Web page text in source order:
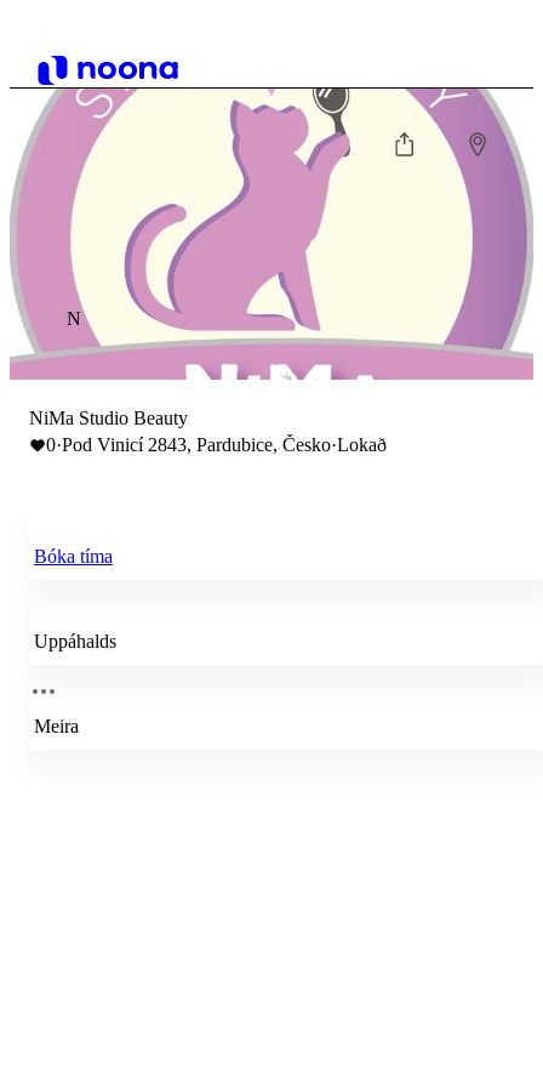
N
NiMa Studio Beauty
0·Pod Vinicí 2843, Pardubice, Česko·Lokað
Bóka tíma
Uppáhalds
Meira